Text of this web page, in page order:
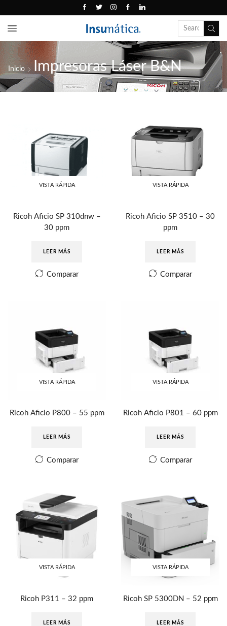
Inicio Impresoras Láser B&N
VISTA RÁPIDA
Ricoh Aficio SP 310dnw –
30 ppm
LEER MÁS
Comparar
VISTA RÁPIDA
Ricoh Aficio SP 3510 – 30
ppm
LEER MÁS
Comparar
VISTA RÁPIDA
Ricoh Aficio P800 – 55 ppm
LEER MÁS
Comparar
VISTA RÁPIDA
Ricoh Aficio P801 – 60 ppm
LEER MÁS
Comparar
VISTA RÁPIDA
Ricoh P311 – 32 ppm
LEER MÁS
VISTA RÁPIDA
Ricoh SP 5300DN – 52 ppm
LEER MÁS